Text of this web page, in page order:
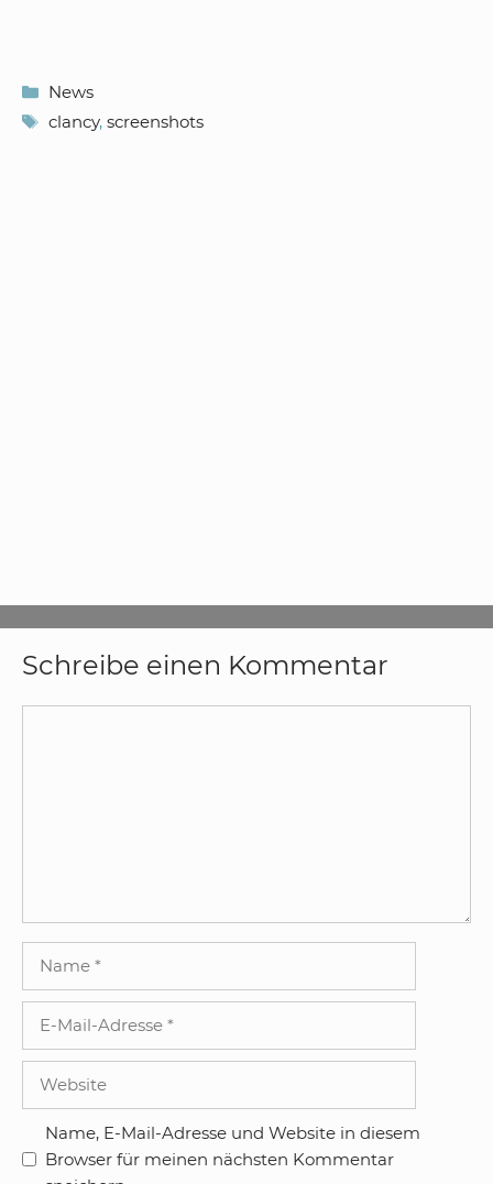
Kategorien
News
Schlagwörter
clancy, screenshots
Schreibe einen Kommentar
Adresse
Name, E-Mail-Adresse und Website in diesem
Browser für meinen nächsten Kommentar